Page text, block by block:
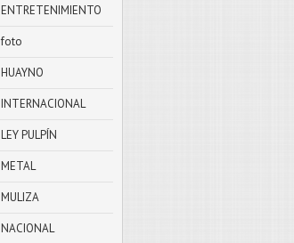
ENTRETENIMIENTO
foto
HUAYNO
INTERNACIONAL
LEY PULPÍN
METAL
MULIZA
NACIONAL